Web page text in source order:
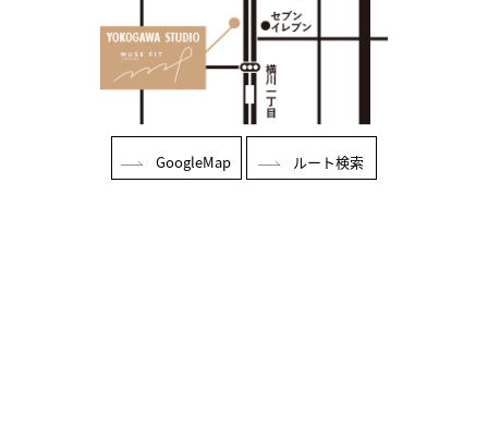
GoogleMap ルート検索